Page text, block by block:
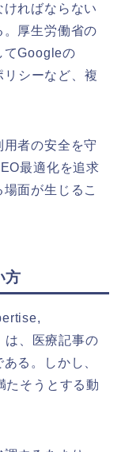
ればならない
厚生労働省の
てGoogleの
シーなど、複
者の安全を守
最適化を追求
面が生じるこ
方
、医療記事の
る。しかし、
たそうとする動